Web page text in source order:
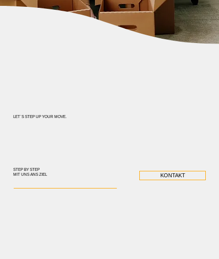
LET`S STEP UP YOUR MOVE.
KONTAKT
STEP BY STEP
MIT UNS ANS ZIEL